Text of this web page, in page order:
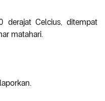
derajat Celcius, ditempat
matahari.